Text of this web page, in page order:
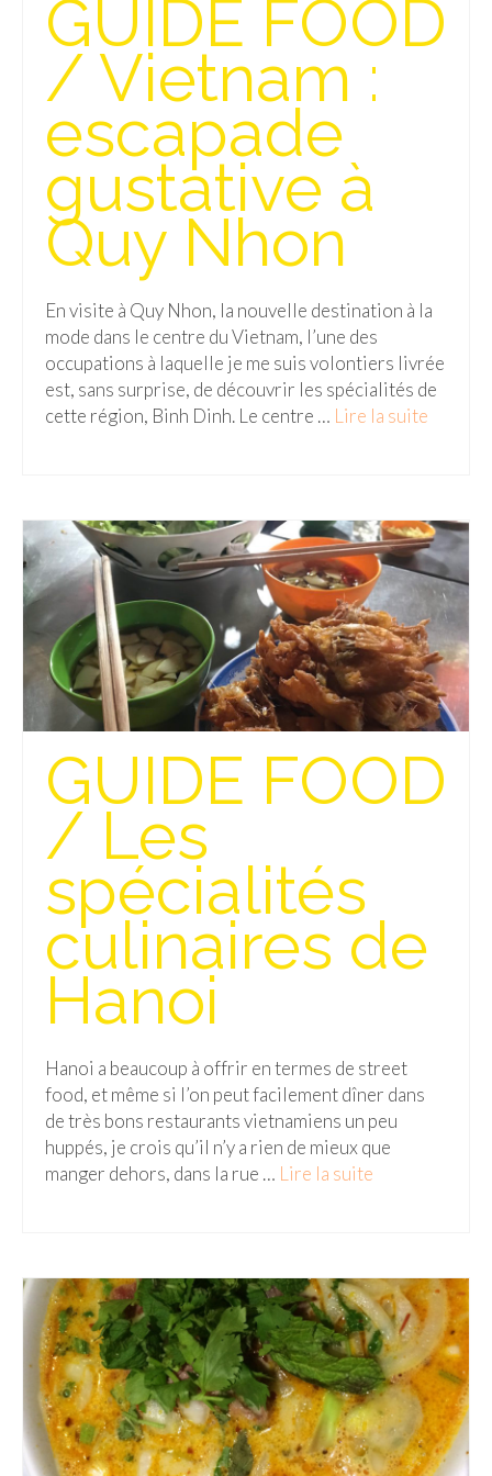
Isla del Sol
Lac Titicaca
Salar d’Uyuni
Sucre
Chili
Paraguay
Pérou
Lac Titicaca
Machu Picchu
Beijing
Guilin & Yangshuo
Corée du Sud
Japon
Kamakura
Kyoto
Mont Fuji
Nikko
Tokyo
Malaisie
Cameron Highlands
Penang
Singapour
Hanoi
Hué
Mai Chau
Mu Cang Chai
Ninh Binh
GUIDE FOOD
/ Vietnam :
escapade
gustative à
Quy Nhon
En visite à Quy Nhon, la nouvelle destination à la
mode dans le centre du Vietnam, l’une des
occupations à laquelle je me suis volontiers livrée
est, sans surprise, de découvrir les spécialités de
cette région, Binh Dinh. Le centre … Lire la suite­­
GUIDE FOOD
/ Les
spécialités
culinaires de
Hanoi
Hanoi a beaucoup à offrir en termes de street
food, et même si l’on peut facilement dîner dans
de très bons restaurants vietnamiens un peu
huppés, je crois qu’il n’y a rien de mieux que
manger dehors, dans la rue … Lire la suite­­